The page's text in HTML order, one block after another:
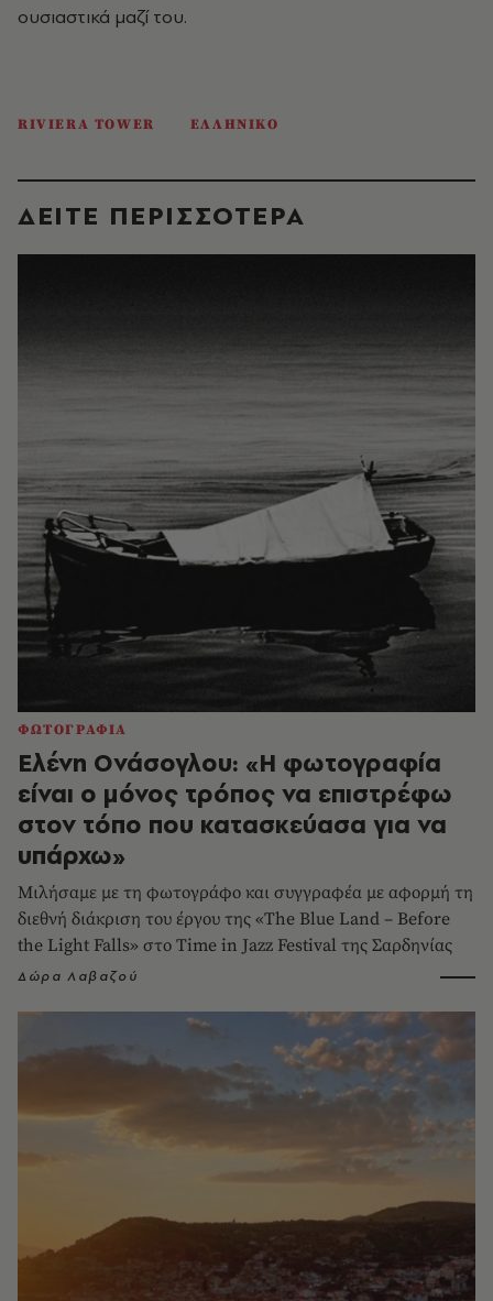
ουσιαστικά μαζί του.
RIVIERA TOWER ΕΛΛΗΝΙΚΟ
ΔΕΙΤΕ ΠΕΡΙΣΣΟΤΕΡΑ
ΦΩΤΟΓΡΑΦΙΑ
Ελένη Ονάσογλου: «Η φωτογραφία
είναι ο μόνος τρόπος να επιστρέφω
στον τόπο που κατασκεύασα για να
υπάρχω»
Μιλήσαμε με τη φωτογράφο και συγγραφέα με αφορμή τη
διεθνή διάκριση του έργου της «The Blue Land – Before
the Light Falls» στο Time in Jazz Festival της Σαρδηνίας
Δώρα Λαβαζού